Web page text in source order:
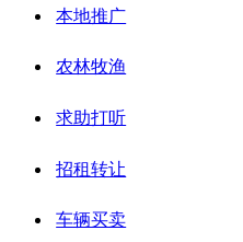
本地推广
农林牧渔
求助打听
招租转让
车辆买卖